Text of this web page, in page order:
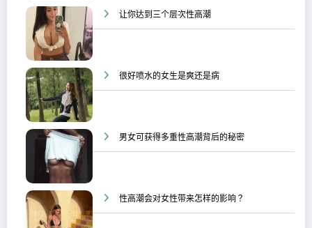
让你达到三个层次性高潮
很好喷水的女生是爽还是病
男女可获得多重性高潮背后的秘密
性高潮会对女性带来怎样的影响？